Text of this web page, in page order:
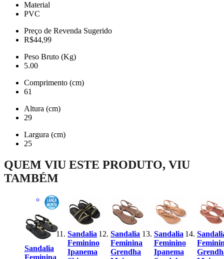
Material
PVC
Preço de Revenda Sugerido
R$44,99
Peso Bruto (Kg)
5.00
Comprimento (cm)
61
Altura (cm)
29
Largura (cm)
25
QUEM VIU ESTE PRODUTO, VIU
TAMBÉM
Sandalia
Feminina
Sandalia
Feminino
Ipanema
Sandalia
Feminina
Grendha
Sandalia
Feminino
Ipanema